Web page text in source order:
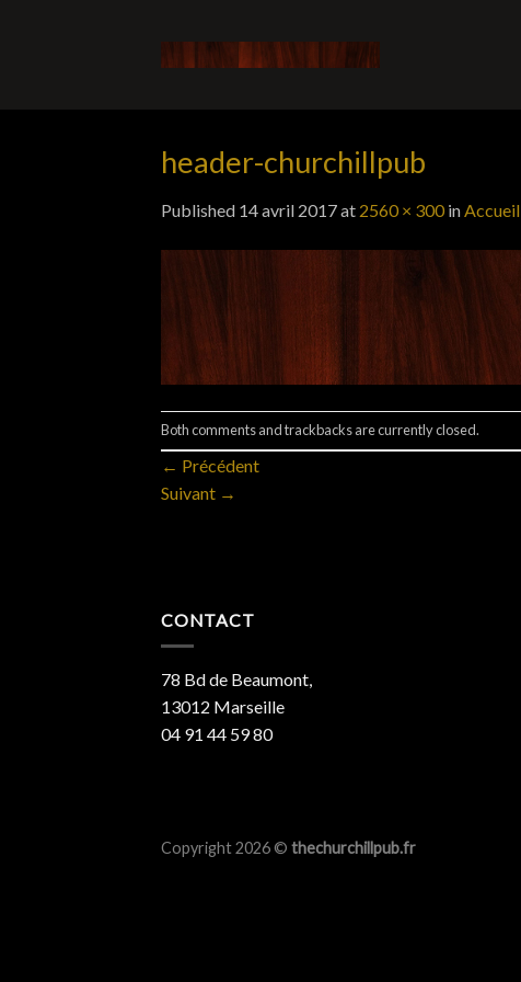
header-churchillpub
Published 14 avril 2017at 2560 × 300 in Accueil
Both comments and trackbacks are currently closed.
← Précédent
Suivant →
CONTACT
78 Bd de Beaumont,
13012 Marseille
04 91 44 59 80
Copyright 2026 © thechurchillpub.fr